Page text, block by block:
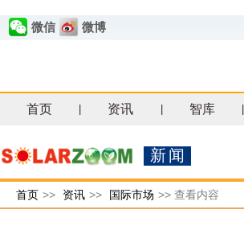
微信 微博
首页 资讯 智库
新闻
首页 >> 资讯 >> 国际市场 >> 查看内容